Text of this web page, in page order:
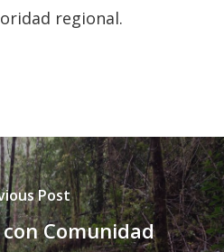
regional.
Post
Comunidad